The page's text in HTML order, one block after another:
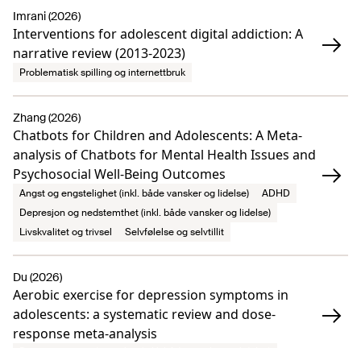
Interventions for adolescent digital addiction: A
narrative review (2013-2023)
Imrani (2026)
Problematisk spilling og internettbruk
Chatbots for Children and Adolescents: A Meta-
analysis of Chatbots for Mental Health Issues and
Psychosocial Well-Being Outcomes
Zhang (2026)
Angst og engstelighet (inkl. både vansker og lidelse)
ADHD
Depresjon og nedstemthet (inkl. både vansker og lidelse)
Livskvalitet og trivsel
Selvfølelse og selvtillit
Aerobic exercise for depression symptoms in
adolescents: a systematic review and dose-
response meta-analysis
Du (2026)